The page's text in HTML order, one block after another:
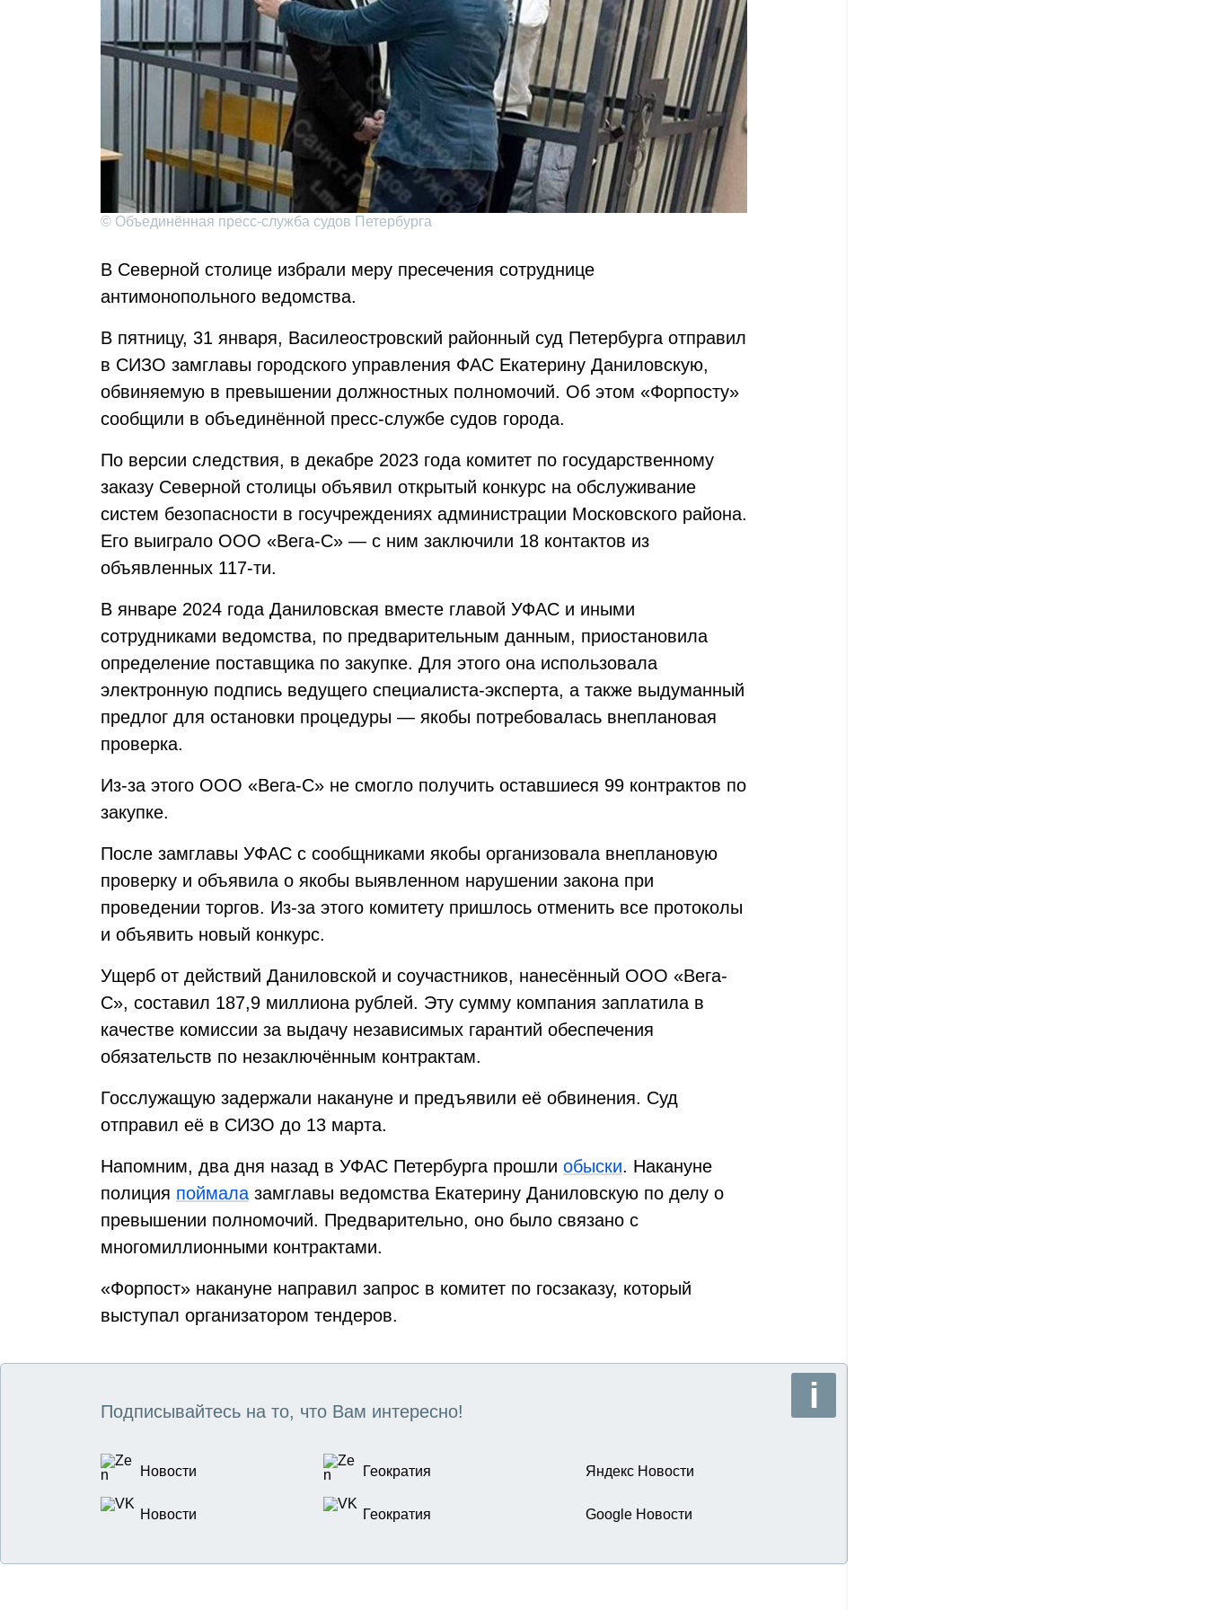
© Объединённая пресс-служба судов Петербурга
В Северной столице избрали меру пресечения сотруднице
антимонопольного ведомства.
В пятницу, 31 января, Василеостровский районный суд Петербурга отправил
в СИЗО замглавы городского управления ФАС Екатерину Даниловскую,
обвиняемую в превышении должностных полномочий. Об этом «Форпосту»
сообщили в объединённой пресс-службе судов города.
По версии следствия, в декабре 2023 года комитет по государственному
заказу Северной столицы объявил открытый конкурс на обслуживание
систем безопасности в госучреждениях администрации Московского района.
Его выиграло ООО «Вега-С» — с ним заключили 18 контактов из
объявленных 117-ти.
В январе 2024 года Даниловская вместе главой УФАС и иными
сотрудниками ведомства, по предварительным данным, приостановила
определение поставщика по закупке. Для этого она использовала
электронную подпись ведущего специалиста-эксперта, а также выдуманный
предлог для остановки процедуры — якобы потребовалась внеплановая
проверка.
Из-за этого ООО «Вега-С» не смогло получить оставшиеся 99 контрактов по
закупке.
После замглавы УФАС с сообщниками якобы организовала внеплановую
проверку и объявила о якобы выявленном нарушении закона при
проведении торгов. Из-за этого комитету пришлось отменить все протоколы
и объявить новый конкурс.
Ущерб от действий Даниловской и соучастников, нанесённый ООО «Вега-
С», составил 187,9 миллиона рублей. Эту сумму компания заплатила в
качестве комиссии за выдачу независимых гарантий обеспечения
обязательств по незаключённым контрактам.
Госслужащую задержали накануне и предъявили её обвинения. Суд
отправил её в СИЗО до 13 марта.
Напомним, два дня назад в УФАС Петербурга прошли обыски. Накануне
полиция поймала замглавы ведомства Екатерину Даниловскую по делу о
превышении полномочий. Предварительно, оно было связано с
многомиллионными контрактами.
«Форпост» накануне направил запрос в комитет по госзаказу, который
выступал организатором тендеров.
Подписывайтесь на то, что Вам интересно!
Новости Геократия Яндекс Новости
Новости Геократия Google Новости